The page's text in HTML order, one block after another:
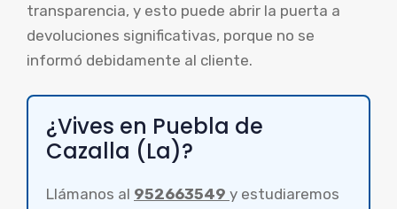
transparencia, y esto puede abrir la puerta a
devoluciones significativas, porque no se
informó debidamente al cliente.
¿Vives en Puebla de
Cazalla (La)?
Llámanos al 952663549 y estudiaremos